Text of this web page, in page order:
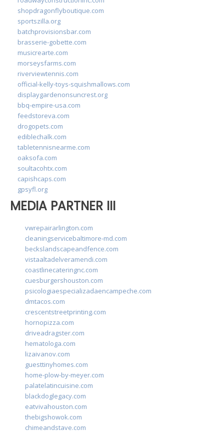
shopdragonflyboutique.com
sportszilla.org
batchprovisionsbar.com
brasserie-gobette.com
musicrearte.com
morseysfarms.com
riverviewtennis.com
official-kelly-toys-squishmallows.com
displaygardenonsuncrest.org
bbq-empire-usa.com
feedstoreva.com
drogopets.com
ediblechalk.com
tabletennisnearme.com
oaksofa.com
soultacohtx.com
capishcaps.com
gpsyfl.org
MEDIA PARTNER III
vwrepairarlington.com
cleaningservicebaltimore-md.com
beckslandscapeandfence.com
vistaaltadelveramendi.com
coastlinecateringnc.com
cuesburgershouston.com
psicologiaespecializadaencampeche.com
dmtacos.com
crescentstreetprinting.com
hornopizza.com
driveadragster.com
hematologa.com
lizaivanov.com
guesttinyhomes.com
home-plow-by-meyer.com
palatelatincuisine.com
blackdoglegacy.com
eatvivahouston.com
thebigshowok.com
chimeandstave.com